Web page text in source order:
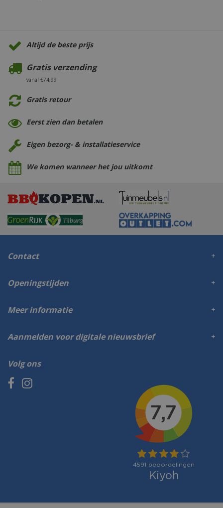
Altijd de beste prijs
Gratis verzending
vanaf €74,99
Gratis retour
Eerst zien dan betalen
Eigen bezorg- & installatieservice
We komen wanneer het jou uitkomt
Contact
Volg ons
Openingstijden
Meer informatie
Aanmelden voor digitale nieuwsbrief